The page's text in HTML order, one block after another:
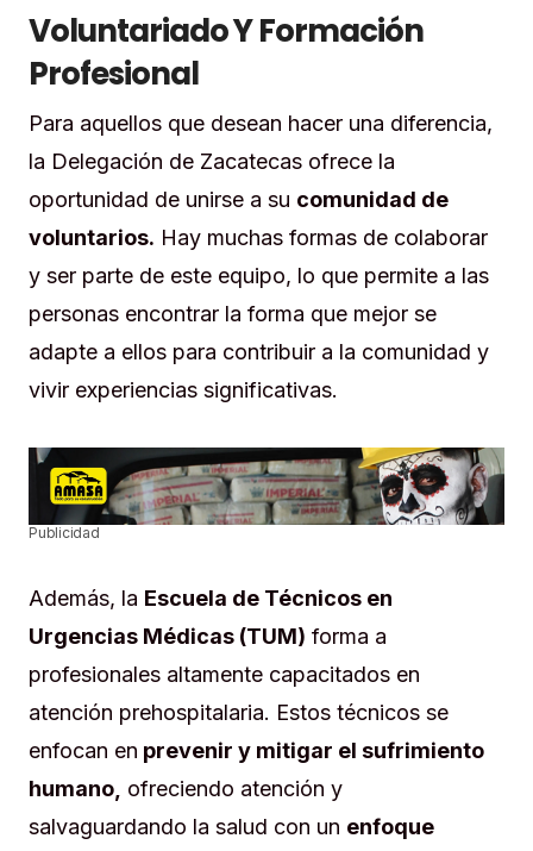
Voluntariado Y Formación
Profesional
Para aquellos que desean hacer una diferencia,
la Delegación de Zacatecas ofrece la
oportunidad de unirse a su comunidad de
voluntarios. Hay muchas formas de colaborar
y ser parte de este equipo, lo que permite a las
personas encontrar la forma que mejor se
adapte a ellos para contribuir a la comunidad y
vivir experiencias significativas.
Publicidad
Además, la Escuela de Técnicos en
Urgencias Médicas (TUM) forma a
profesionales altamente capacitados en
atención prehospitalaria. Estos técnicos se
enfocan en prevenir y mitigar el sufrimiento
humano, ofreciendo atención y
salvaguardando la salud con un enfoque